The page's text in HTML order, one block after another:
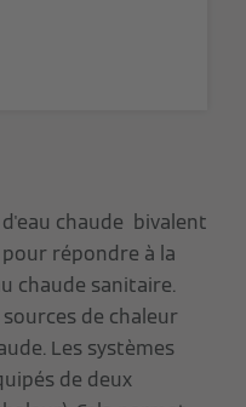
chaude bivalent
répondre à la
chaude sanitaire.
de chaleur
Les systèmes
de deux